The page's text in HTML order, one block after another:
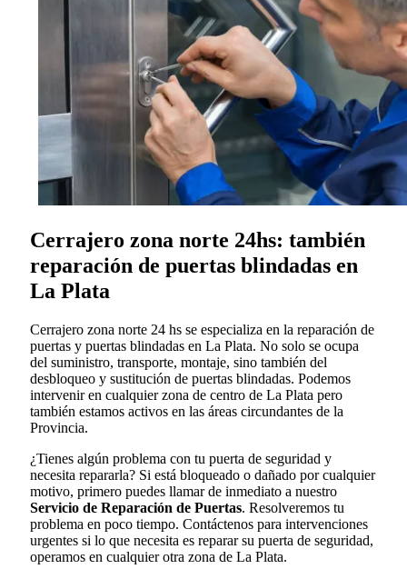
Cerrajero zona norte 24hs: también
reparación de puertas blindadas en
La Plata
Cerrajero zona norte 24 hs se especializa en la reparación de
puertas y puertas blindadas en La Plata. No solo se ocupa
del suministro, transporte, montaje, sino también del
desbloqueo y sustitución de puertas blindadas. Podemos
intervenir en cualquier zona de centro de La Plata pero
también estamos activos en las áreas circundantes de la
Provincia.
¿Tienes algún problema con tu puerta de seguridad y
necesita repararla? Si está bloqueado o dañado por cualquier
motivo, primero puedes llamar de inmediato a nuestro
Servicio de Reparación de Puertas. Resolveremos tu
problema en poco tiempo. Contáctenos para intervenciones
urgentes si lo que necesita es reparar su puerta de seguridad,
operamos en cualquier otra zona de La Plata.